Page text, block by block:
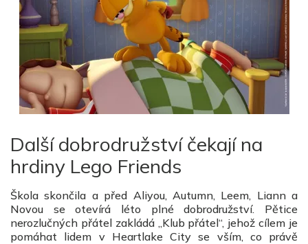
Další dobrodružství čekají na
hrdiny Lego Friends
Škola skončila a před Aliyou, Autumn, Leem, Liann a
Novou se otevírá léto plné dobrodružství. Pětice
nerozlučných přátel zakládá „Klub přátel“, jehož cílem je
pomáhat lidem v Heartlake City se vším, co právě